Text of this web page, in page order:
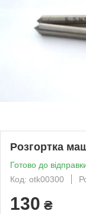
Розгортка
Готово до
Код: otk00300
130 ₴